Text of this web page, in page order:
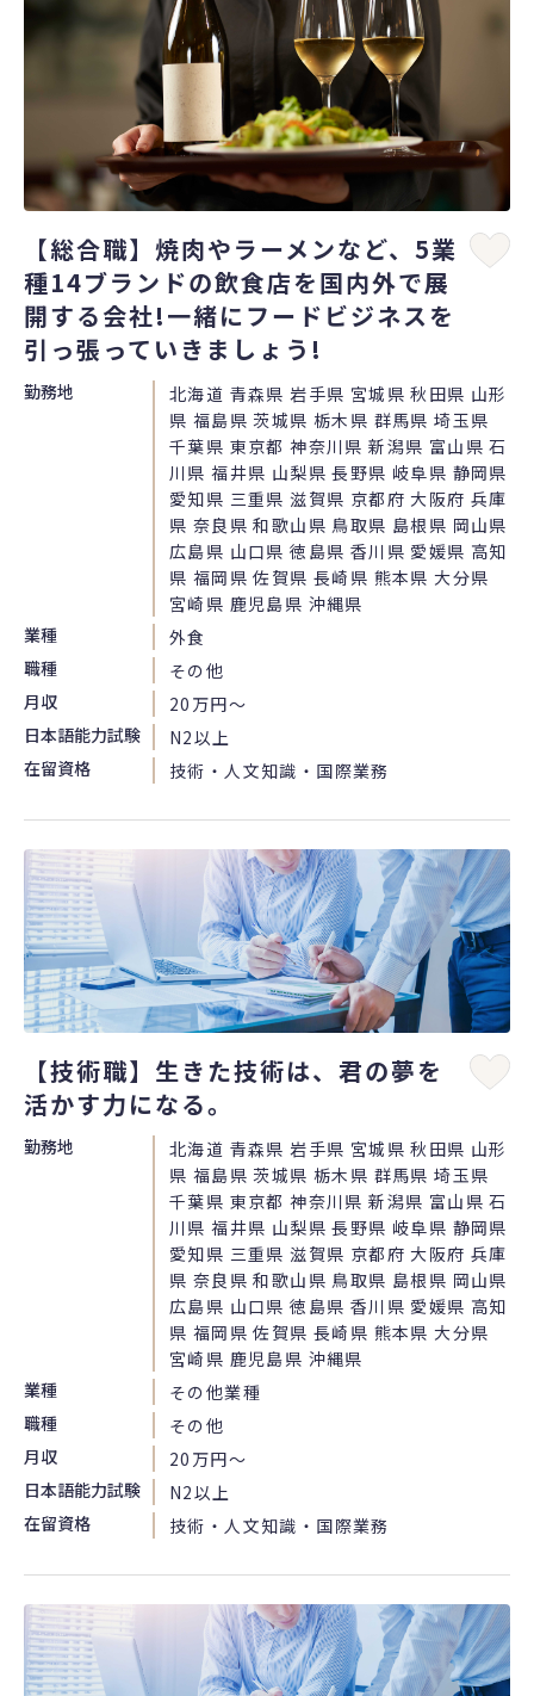
【総合職】焼肉やラーメンなど、5業
種14ブランドの飲食店を国内外で展
開する会社!一緒にフードビジネスを
引っ張っていきましょう!
勤務地
北海道 青森県 岩手県 宮城県 秋田県 山形
県 福島県 茨城県 栃木県 群馬県 埼玉県
千葉県 東京都 神奈川県 新潟県 富山県 石
川県 福井県 山梨県 長野県 岐阜県 静岡県
愛知県 三重県 滋賀県 京都府 大阪府 兵庫
県 奈良県 和歌山県 鳥取県 島根県 岡山県
広島県 山口県 徳島県 香川県 愛媛県 高知
県 福岡県 佐賀県 長崎県 熊本県 大分県
宮崎県 鹿児島県 沖縄県
業種
外食
職種
その他
月収
20万円〜
日本語能力試験
N2以上
在留資格
技術・人文知識・国際業務
【技術職】生きた技術は、君の夢を
活かす力になる。
勤務地
北海道 青森県 岩手県 宮城県 秋田県 山形
県 福島県 茨城県 栃木県 群馬県 埼玉県
千葉県 東京都 神奈川県 新潟県 富山県 石
川県 福井県 山梨県 長野県 岐阜県 静岡県
愛知県 三重県 滋賀県 京都府 大阪府 兵庫
県 奈良県 和歌山県 鳥取県 島根県 岡山県
広島県 山口県 徳島県 香川県 愛媛県 高知
県 福岡県 佐賀県 長崎県 熊本県 大分県
宮崎県 鹿児島県 沖縄県
業種
その他業種
職種
その他
月収
20万円〜
日本語能力試験
N2以上
在留資格
技術・人文知識・国際業務